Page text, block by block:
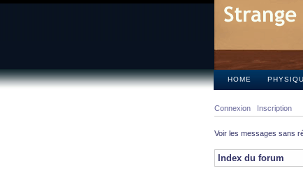
HOME
Connexion Inscription
Voir les messages sans
Index du forum